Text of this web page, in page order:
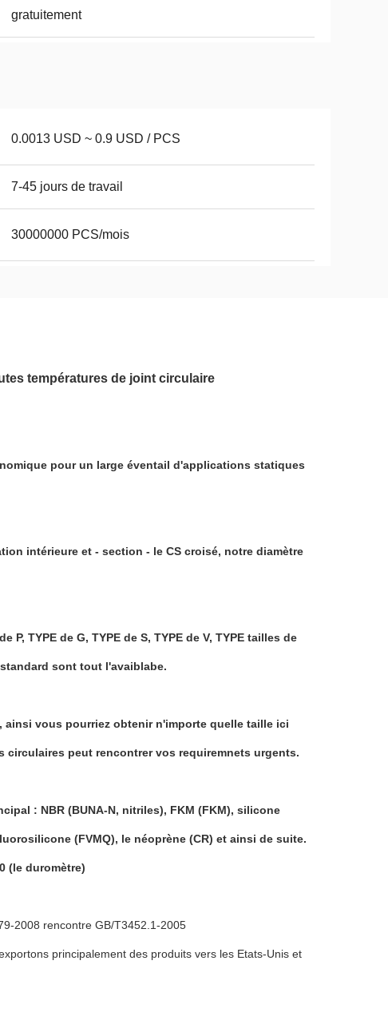
gratuitement
0.0013 USD ~ 0.9 USD / PCS
7-45 jours de travail
30000000 PCS/mois
températures de joint circulaire
pour un large éventail d'applications statiques
intérieure et - section - le CS croisé, notre diamètre
TYPE de G, TYPE de S, TYPE de V, TYPE tailles de
sont tout l'avaiblabe.
vous pourriez obtenir n'importe quelle taille ici
peut rencontrer vos requiremnets urgents.
: NBR (BUNA-N, nitriles), FKM (FKM), silicone
(FVMQ), le néoprène (CR) et ainsi de suite.
(le duromètre)
2008 rencontre GB/T3452.1-2005
principalement des produits vers les Etats-Unis et